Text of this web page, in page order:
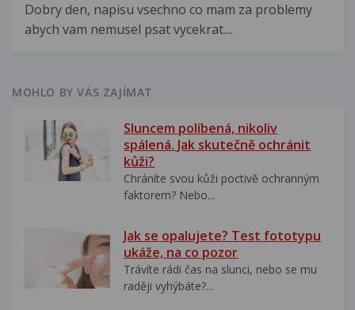
Dobry den, napisu vsechno co mam za problemy
abych vam nemusel psat vycekrat....
MOHLO BY VÁS ZAJÍMAT
Sluncem políbená, nikoliv
spálená. Jak skutečně ochránit
kůži?
Chráníte svou kůži poctivě ochranným
faktorem? Nebo...
Jak se opalujete? Test fototypu
ukáže, na co pozor
Trávíte rádi čas na slunci, nebo se mu
raději vyhýbáte?...